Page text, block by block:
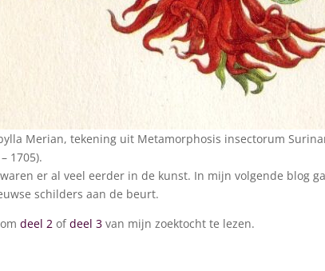
Merian, tekening uit Metamorphosis insectorum
1705).
er al veel eerder in de kunst. In mijn volgende blog
schilders aan de beurt.
deel 2 ofdeel 3 van mijn zoektocht te lezen.